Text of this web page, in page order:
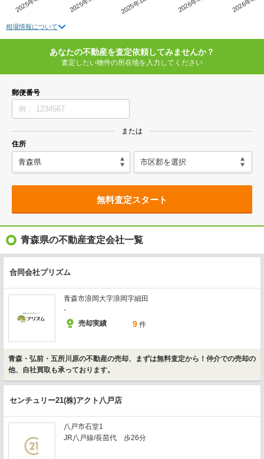
相場情報について
あなたの不動産を査定依頼してみませんか？
査定したい物件の所在地を入力してください
郵便番号
または
住所
無料査定スタート
青森県の不動産査定会社一覧
合同会社プリズム
青森市浪岡大字浪岡字細田
-
売却実績
9 件
青森・弘前・五所川原の不動産の売却、まずは無料査定から！仲介での売却の
他、自社買取も承っております。
センチュリー21(株)アクト八戸店
八戸市石堂1
JR八戸線/長苗代 歩26分